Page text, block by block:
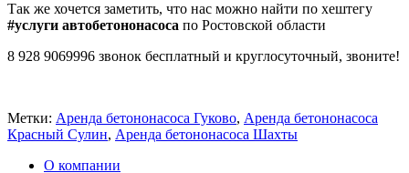
Так же хочется заметить, что нас можно найти по хештегу
#услуги автобетононасоса по Ростовской области
8 928 9069996 звонок бесплатный и круглосуточный, звоните!
Метки: Аренда бетононасоса Гуково, Аренда бетононасоса
Красный Сулин, Аренда бетононасоса Шахты
О компании